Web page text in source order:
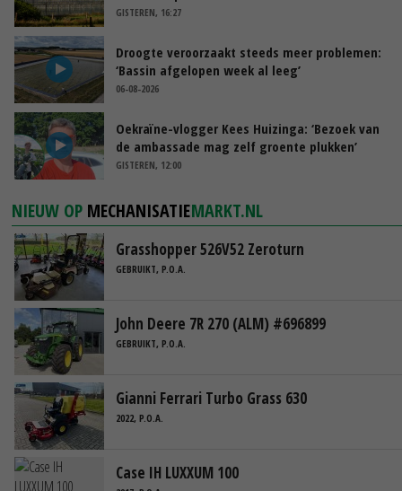
GISTEREN, 16:27
Droogte veroorzaakt steeds meer problemen:
‘Bassin afgelopen week al leeg’
06-08-2026
Oekraïne-vlogger Kees Huizinga: ‘Bezoek van
de ambassade mag zelf groente plukken’
GISTEREN, 12:00
NIEUW OP MECHANISATIEMARKT.NL
Grasshopper 526V52 Zeroturn
GEBRUIKT, P.O.A.
John Deere 7R 270 (ALM) #696899
GEBRUIKT, P.O.A.
Gianni Ferrari Turbo Grass 630
2022, P.O.A.
Case IH LUXXUM 100